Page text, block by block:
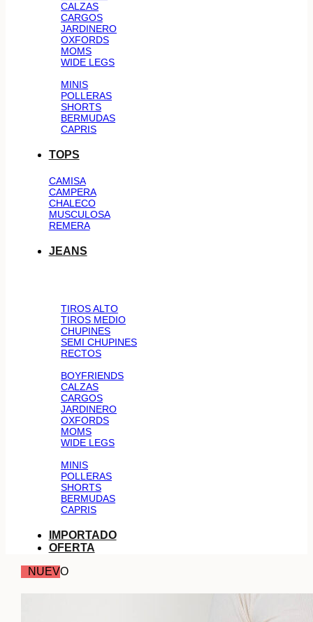
CALZAS
CARGOS
JARDINERO
OXFORDS
MOMS
WIDE LEGS
MINIS
POLLERAS
SHORTS
BERMUDAS
CAPRIS
TOPS
CAMISA
CAMPERA
CHALECO
MUSCULOSA
REMERA
JEANS
TIROS ALTO
TIROS MEDIO
CHUPINES
SEMI CHUPINES
RECTOS
BOYFRIENDS
CALZAS
CARGOS
JARDINERO
OXFORDS
MOMS
WIDE LEGS
MINIS
POLLERAS
SHORTS
BERMUDAS
CAPRIS
IMPORTADO
OFERTA
NUEVO